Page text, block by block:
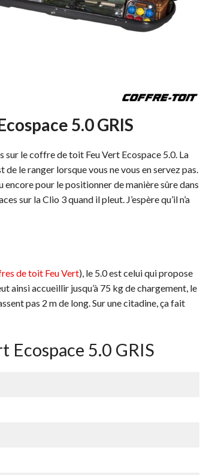
5.0 GRIS
sur le coffre de toit Feu Vert Ecospace 5.0. La
le ranger lorsque vous ne vous en servez pas.
pour le positionner de manière sûre dans
sur la Clio 3 quand il pleut. J’espère qu’il n’a
de toit Feu Vert), le 5.0 est celui qui propose
ainsi accueillir jusqu’à 75 kg de chargement, le
pas 2 m de long. Sur une citadine, ça fait
Ecospace 5.0 GRIS